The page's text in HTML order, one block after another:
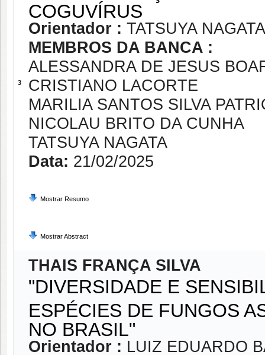
3
COGUVÍRUS
Orientador : TATSUYA NAGATA
MEMBROS DA BANCA :
ALESSANDRA DE JESUS
CRISTIANO LACORTE
MARILIA SANTOS SILVA
NICOLAU BRITO DA CUNHA
TATSUYA NAGATA
Data: 21/02/2025
Mostrar Resumo
Mostrar Abstract
THAIS FRANÇA SILVA
"DIVERSIDADE E
ESPÉCIES DE FUNGOS
NO BRASIL"
Orientador : LUIZ EDUARDO